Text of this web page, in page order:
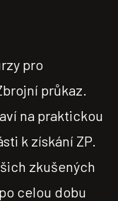
pro
průkaz.
na praktickou
k získání ZP.
zkušených
celou dobu